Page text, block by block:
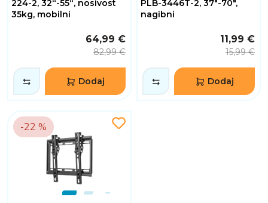
224-2, 32“-55“, nosivost
35kg, mobilni
64,99 €
82,99 €
Dodaj
PLB-3446T-2, 37"-70",
nagibni
11,99 €
15,99 €
Dodaj
-22 %